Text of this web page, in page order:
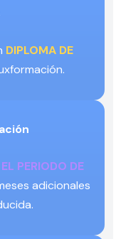
DIPLOMA DE
PERIODO DE
adicionales